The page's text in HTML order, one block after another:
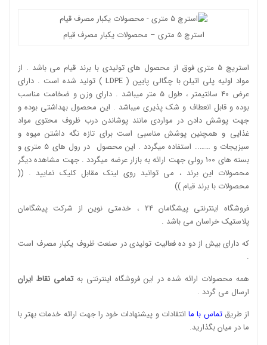
استرچ 5 متری – محصولات یکبار مصرف قیام
استریچ 5 متری فوق از محصول های تولیدی با برند قیام می باشد . از
مواد اولیه پلی اتیلن با چگالی پایین ( LDPE ) تولید شده است . دارای
عرض 40 سانتیمتر ، طول 5 متر میباشد . دارای وزن و ضخامت مناسب
بوده و قابل انعطاف و شک پذیری میباشد . این محصول بهداشتی بوده و
جهت پوشش دادن در مواردی مانند پوشاندن درب ظروف محتوی مواد
غذایی و همچنین پوشش مناسبی است برای تازه نگه داشتن میوه و
سبزیجات و …….. استفاده میگردد . این محصول در رول های 5 متری و
بسته های 100 رولی جهت ارائه به بازار عرضه میگردد . جهت مشاهده دیگر
محصولات این برند ، می توانید روی لینک مقابل کلیک نمایید . ((
محصولات با برند قیام ))
فروشگاه اینترنتی پیشگامان 24 ، خدمتی نوین از شرکت پیشگامان
پلاستیک خراسان می باشد .
که دارای بیش از دو ده فعالیت تولیدی در صنعت ظروف یکبار مصرف است
.
همه محصولات ارائه شده در این فروشگاه اینترنتی بهتمامی نقاط ایران
ارسال می گردد .
از طریقتماس با ما انتقادات و پیشنهادات خود را جهت ارائه خدمات بهتر با
ما در میان بگذارید.